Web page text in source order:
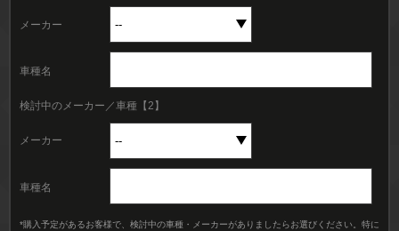
メーカー
車種名
検討中のメーカー／車種【2】
メーカー
車種名
*購入予定があるお客様で、検討中の車種・メーカーがありましたらお選びください。特に